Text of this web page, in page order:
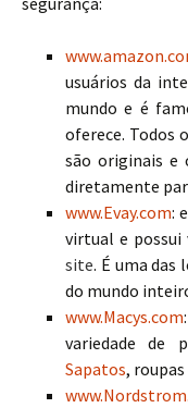
usuários da
mundo e é
oferece. Todos
são originais e
diretamente
www.Evay.com:
virtual e possui
site. É uma
do mundo
www.Macys.com
variedade de
Sapatos,